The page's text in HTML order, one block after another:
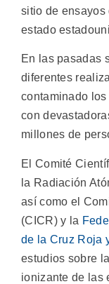
sitio de ensayos
estado
En las pasadas
diferentes
contaminado
con
millones de
El Comité
la Radiación
así como el
(CICR) y la
de la Cruz Roja
estudios sobre
ionizante de las